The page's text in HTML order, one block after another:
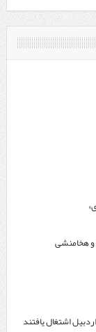
و هخامنشی